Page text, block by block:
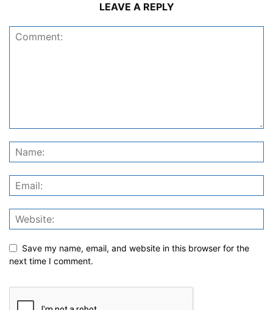
LEAVE A REPLY
Save my name, email, and website in this browser for the
next time I comment.